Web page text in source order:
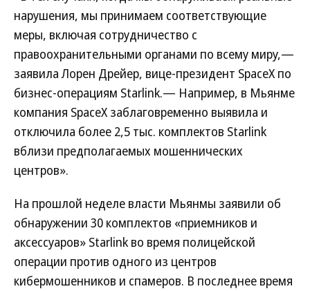
нарушения, мы принимаем соответствующие
меры, включая сотрудничество с
правоохранительными органами по всему миру,—
заявила Лорен Дрейер, вице-президент SpaceX по
бизнес-операциям Starlink.— Например, в Мьянме
компания SpaceX заблаговременно выявила и
отключила более 2,5 тыс. комплектов Starlink
вблизи предполагаемых мошеннических
центров».
На прошлой неделе власти Мьянмы заявили об
обнаружении 30 комплектов «приемников и
аксессуаров» Starlink во время полицейской
операции против одного из центров
кибермошенников и спамеров. В последнее время